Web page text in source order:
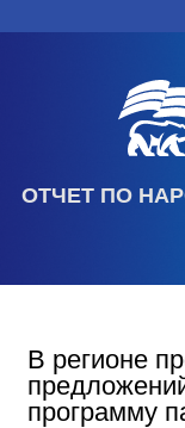
ОТЧЕТ ПО
В регионе
программу